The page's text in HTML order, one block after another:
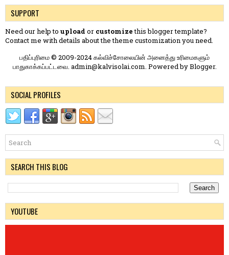
SUPPORT
Need our help to upload or customizethis blogger template?
Contact me with details about the theme customization you need.
பதிப்புரிமை © 2009-2024 கல்விச்சோலையின் அனைத்து உரிமைகளும்
பாதுகாக்கப்பட்டவை. admin@kalvisolai.com. Powered byBlogger.
SOCIAL PROFILES
SEARCH THIS BLOG
YOUTUBE